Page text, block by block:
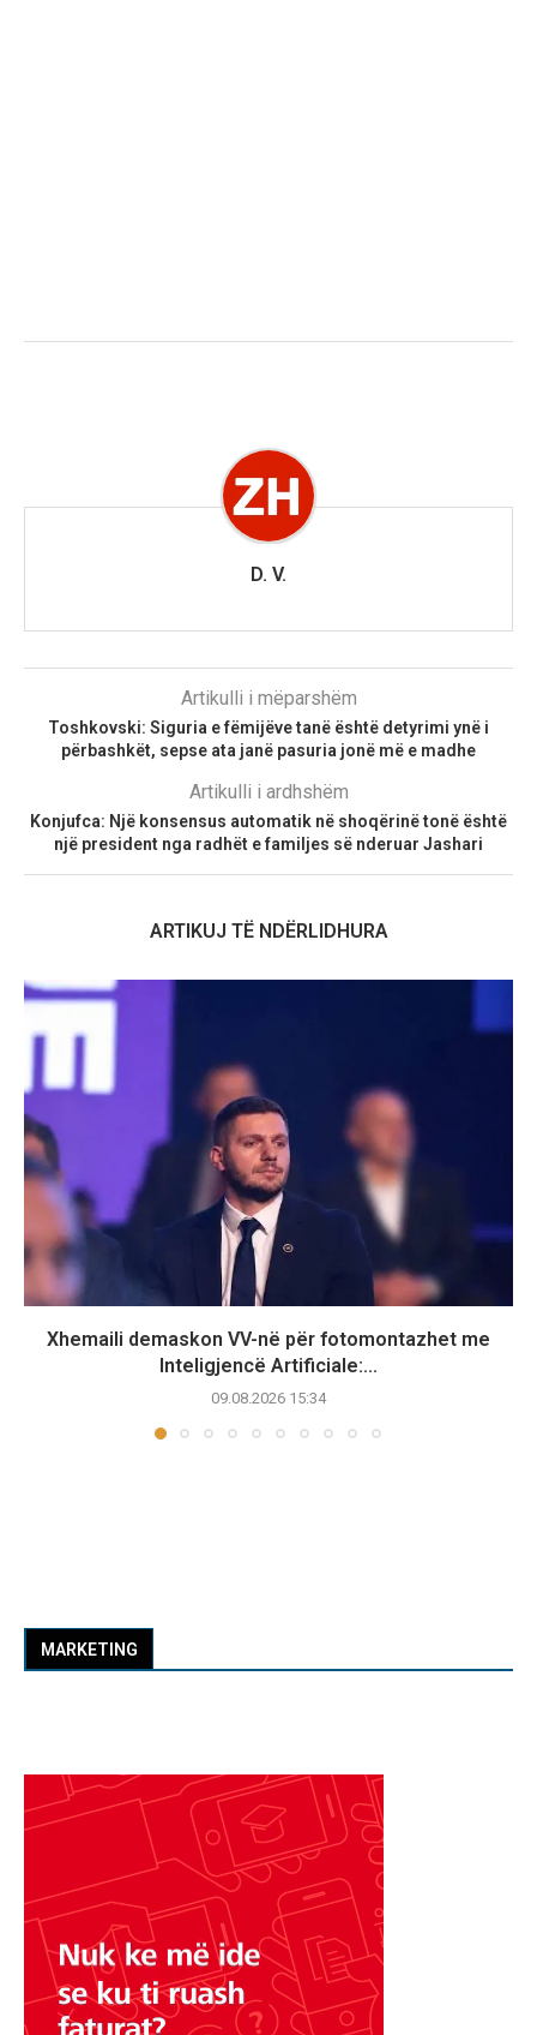
D. V.
Artikulli i mëparshëm
Toshkovski: Siguria e fëmijëve tanë është detyrimi ynë i
përbashkët, sepse ata janë pasuria jonë më e madhe
Artikulli i ardhshëm
Konjufca: Një konsensus automatik në shoqërinë tonë është
një president nga radhët e familjes së nderuar Jashari
ARTIKUJ TË NDËRLIDHURA
Xhemaili demaskon VV-në për fotomontazhet me
Inteligjencë Artificiale:...
09.08.2026 15:34
MARKETING